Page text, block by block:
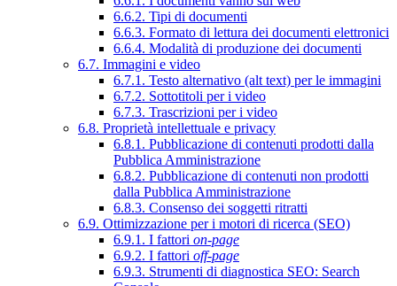
6.6.2. Tipi di documenti
6.6.3. Formato di lettura dei documenti elettronici
6.6.4. Modalità di produzione dei documenti
6.7. Immagini e video
6.7.1. Testo alternativo (alt text) per le immagini
6.7.2. Sottotitoli per i video
6.7.3. Trascrizioni per i video
6.8. Proprietà intellettuale e privacy
6.8.1. Pubblicazione di contenuti prodotti dalla
Pubblica Amministrazione
6.8.2. Pubblicazione di contenuti non prodotti
dalla Pubblica Amministrazione
6.8.3. Consenso dei soggetti ritratti
6.9. Ottimizzazione per i motori di ricerca (SEO)
6.9.1. I fattori on-page
6.9.2. I fattori off-page
6.9.3. Strumenti di diagnostica SEO: Search